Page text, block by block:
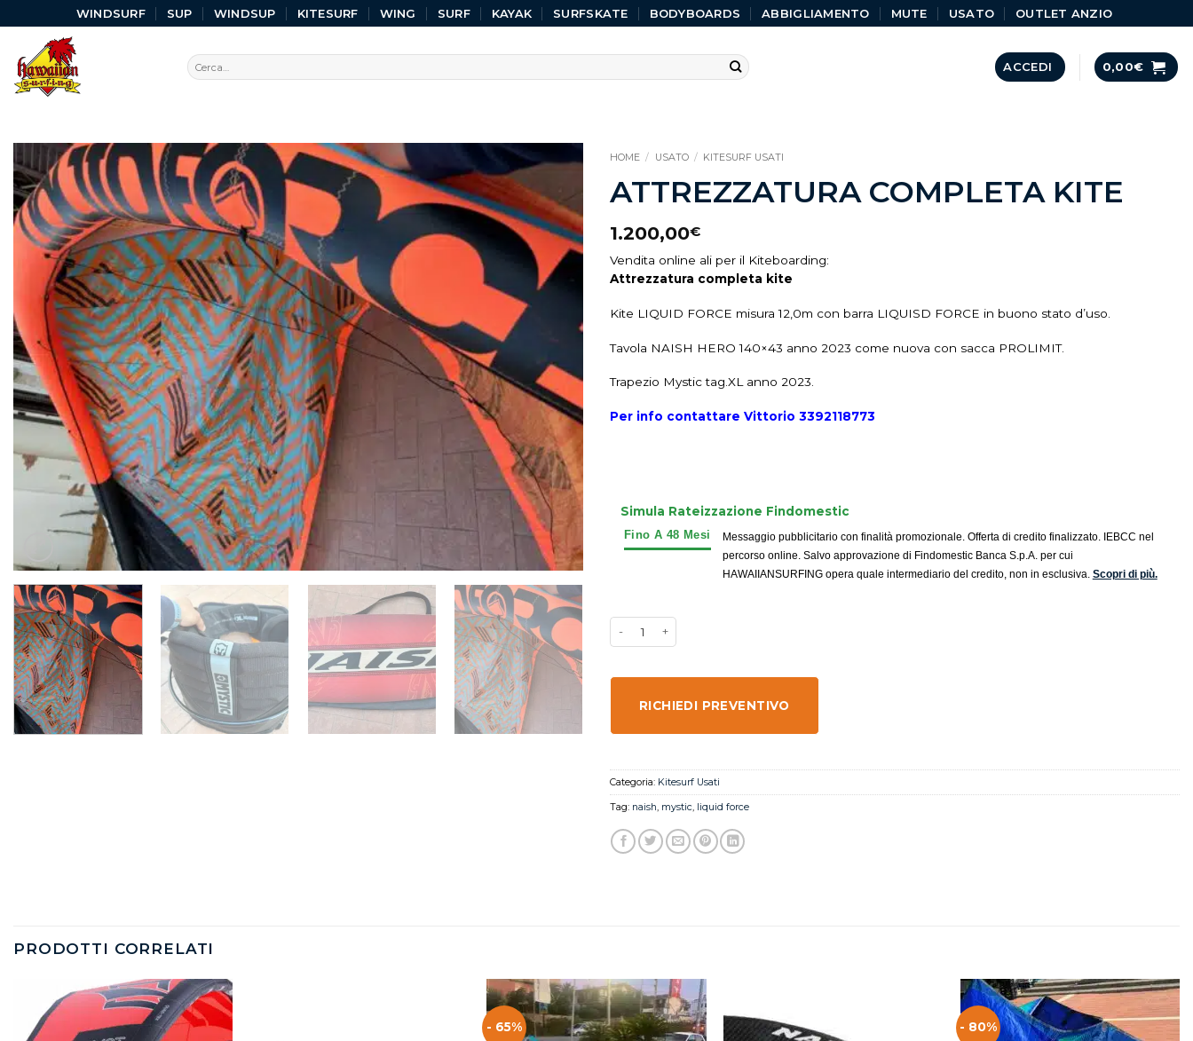
WINDSURF SUP WINDSUP KITESURF WING SURF KAYAK SURFSKATE BODYBOARDS ABBIGLIAMENTO MUTE USATO OUTLET ANZIO
ACCEDI 0,00€
HOME / USATO / KITESURF USATI
ATTREZZATURA COMPLETA KITE
1.200,00€
Vendita online ali per il Kiteboarding:
Attrezzatura completa kite
Kite LIQUID FORCE misura 12,0m con barra LIQUISD FORCE in buono stato d’uso.
Tavola NAISH HERO 140×43 anno 2023 come nuova con sacca PROLIMIT.
Trapezio Mystic tag.XL anno 2023.
Per info contattare Vittorio 3392118773
Simula Rateizzazione Findomestic
Messaggio pubblicitario con finalità promozionale. Offerta di credito finalizzato. IEBCC nel
percorso online. Salvo approvazione di Findomestic Banca S.p.A. per cui
HAWAIIANSURFING opera quale intermediario del credito, non in esclusiva. Scopri di più.
RICHIEDI PREVENTIVO
Categoria: Kitesurf Usati
Tag: naish, mystic, liquid force
PRODOTTI CORRELATI
- 65% - 80%